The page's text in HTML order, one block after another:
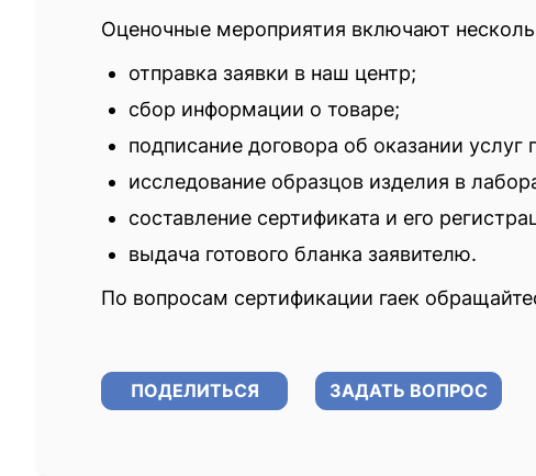
Оценочные мероприятия включают
отправка заявки в наш центр;
сбор информации о товаре;
подписание договора об оказании услуг
исследование образцов изделия в
составление сертификата и его
выдача готового бланка заявителю.
По вопросам сертификации гаек
ПОДЕЛИТЬСЯ ЗАДАТЬ ВОПРОС